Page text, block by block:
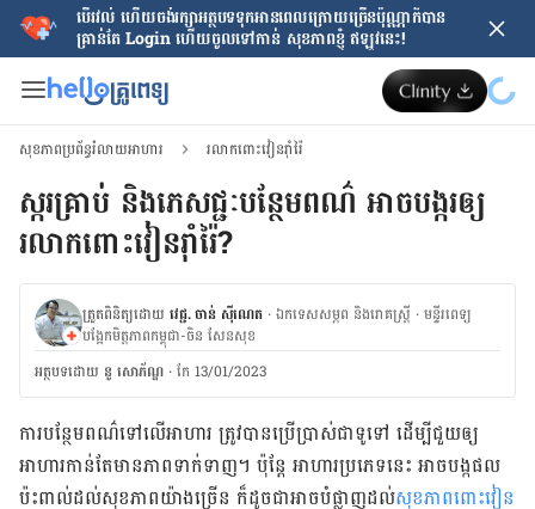
បើរវល់ ហើយចង់​រក្សាអត្ថបទទុកអានពេលក្រោយ​ច្រើនប៉ុណ្ណាក៏បាន
គ្រាន់តែ​ Login ហើយចូលទៅកាន់ សុខភាពខ្ញុំ ឥឡូវនេះ!
សុខភាពប្រព័ន្ធរំលាយអាហារ រលាកពោះវៀនរ៉ាំរ៉ៃ
ស្ករគ្រាប់ និងភេសជ្ជៈបន្ថែមពណ៌ អាចបង្ករឲ្យ
រលាកពោះវៀនរ៉ាំរ៉ៃ?​​​​​​​​​​​​​​​​​​​​​​​​​​​​​​​​​​
ត្រួតពិនិត្យដោយ វេជ្ជ. ចាន់ ស៊ីណេត ·ឯកទេសសម្ភព និងរោគស្ត្រី ·ម​ន្ទីរពេទ្យ
បង្អែកមិត្តភាពកម្ពុជា-ចិន សែនសុខ
អត្ថបទ​ដោយ នូ សោភ័ណ្ឌ ·កែ 13/01/2023
ការ​បន្ថែម​ពណ៌​ទៅ​លើ​អាហារ​ ត្រូវ​បាន​ប្រើប្រាស់​ជា​ទូទៅ​ ដើម្បី​ជួយ​ឲ្យ​
អាហារ​កាន់​តែ​មាន​ភាព​ទាក់ទាញ។ ប៉ុន្តែ​ អាហារ​ប្រភេទ​នេះ អាច​បង្ក​ផល​
ប៉ះពាល់​ដល់​សុខភាព​យ៉ាង​ច្រើន ក៏​ដូចជា​អាច​បំផ្លាញ​ដល់​សុខភាព​ពោះវៀន